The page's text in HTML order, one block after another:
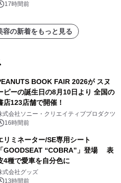
17時間前
容の新着をもっと見る
BOOK FAIR 2026が スヌ
ピーの誕生日の8月10日より 全国の
店123店舗で開催！
式会社ソニー・クリエイティブプロダクツ
16時間前
リミネーター/SE専用シート
「GOODSEAT “COBRA”」登場 表
4種で愛車を自分色に
式会社グッズ
13時間前